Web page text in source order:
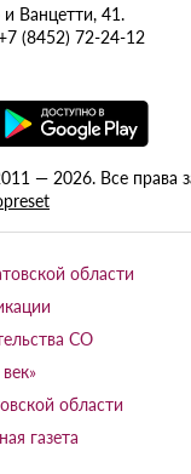
и Ванцетти, 41.
(8452) 72-24-12
— 2026. Все права
области
СО
области
газета